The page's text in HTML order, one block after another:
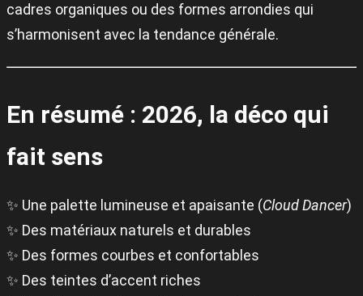
cadres organiques ou des formes arrondies qui
s’harmonisent avec la tendance générale.
En résumé : 2026, la déco qui
fait sens
✨ Une palette lumineuse et apaisante (Cloud Dancer)
✨ Des matériaux naturels et durables
✨ Des formes courbes et confortables
✨ Des teintes d’accent riches